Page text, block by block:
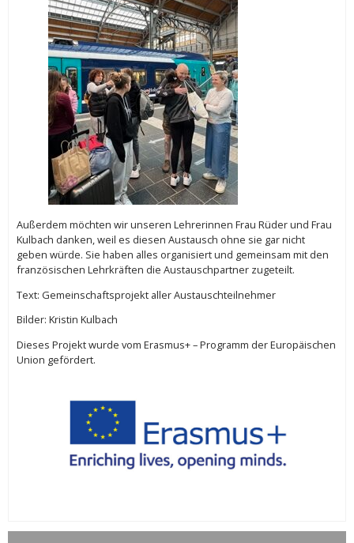
Außerdem möchten wir unseren Lehrerinnen Frau Rüder und Frau
Kulbach danken, weil es diesen Austausch ohne sie gar nicht
geben würde. Sie haben alles organisiert und gemeinsam mit den
französischen Lehrkräften die Austauschpartner zugeteilt.
Text: Gemeinschaftsprojekt aller Austauschteilnehmer
Bilder: Kristin Kulbach
Dieses Projekt wurde vom Erasmus+ – Programm der Europäischen
Union gefördert.